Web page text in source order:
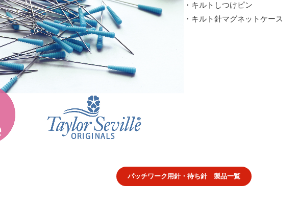
・キルトしつけピン
・キルト針マグネットケース
パッチワーク用針・待ち針 製品一覧